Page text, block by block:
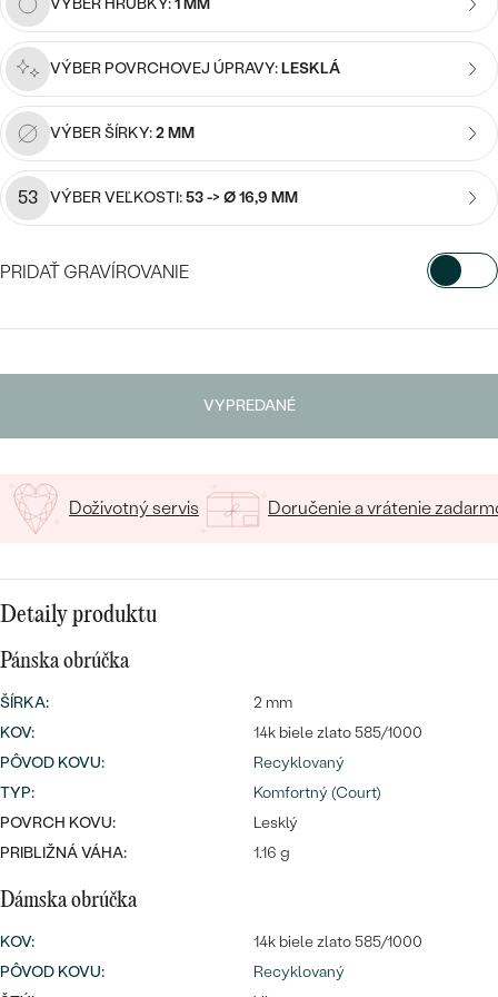
Wave kolekcia
PODĽA TVARU DRAHOKAMU
NA MIERU
DIAMANTY
Bestsellery
náušnice
PREZRIEŤ
Personalizované
prívesky
Najpredávanejšie
prstene
PREZRIEŤ
VÝBER HRÚBKY:1 MM
VÝBER POVRCHOVEJ ÚPRAVY:LESKLÁ
VÝBER ŠÍRKY:2 MM
53 VÝBER VEĽKOSTI:53 -> Ø 16,9 MM
PRIDAŤ GRAVÍROVANIE
VYPREDANÉ
Doživotný servis Doručenie a vrátenie
Detaily produktu
Pánska obrúčka
ŠÍRKA:
2 mm
KOV:
14k biele zlato 585/1000
PÔVOD KOVU:
Recyklovaný
TYP:
Komfortný (Court)
POVRCH KOVU:
Lesklý
PRIBLIŽNÁ VÁHA:
1.16 g
Dámska obrúčka
KOV:
14k biele zlato 585/1000
PÔVOD KOVU:
Recyklovaný